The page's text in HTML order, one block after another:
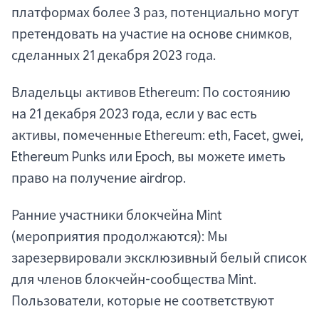
платформах более 3 раз, потенциально могут
претендовать на участие на основе снимков,
сделанных 21 декабря 2023 года.
Владельцы активов Ethereum: По состоянию
на 21 декабря 2023 года, если у вас есть
активы, помеченные Ethereum: eth, Facet, gwei,
Ethereum Punks или Epoch, вы можете иметь
право на получение airdrop.
Ранние участники блокчейна Mint
(мероприятия продолжаются): Мы
зарезервировали эксклюзивный белый список
для членов блокчейн-сообщества Mint.
Пользователи, которые не соответствуют